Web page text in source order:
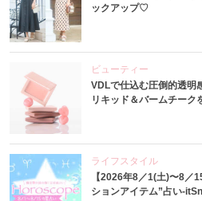
ックアップ♡
ビューティー
VDLで仕込む圧倒的透
リキッド＆バームチーク
ライフスタイル
【2026年8／1(土)〜8／
ションアイテム”占い-